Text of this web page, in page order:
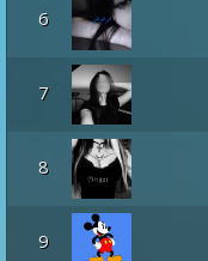
6
7
8
9